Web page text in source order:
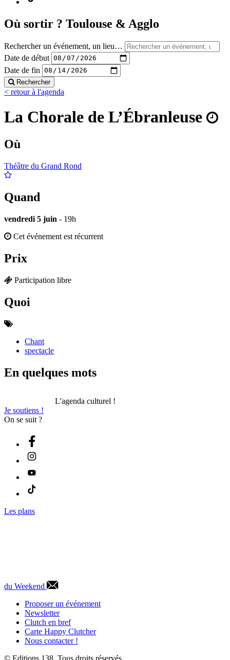
Où sortir ? Toulouse & Agglo
Rechercher un événement, un lieu…
Date de début
Date de fin
Rechercher
< retour à l'agenda
La Chorale de L’Ébranleuse
Où
Théâtre du Grand Rond
Quand
vendredi 5 juin - 19h
Cet événement est récurrent
Prix
Participation libre
Quoi
Chant
spectacle
En quelques mots
L'agenda culturel !
Je soutiens !
On se suit ?
Les plans
du Weekend
Proposer un événement
Newsletter
Clutch en bref
Carte Happy Clutcher
Nous contacter !